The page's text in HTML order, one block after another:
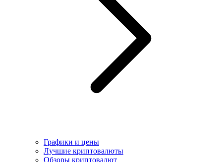
Графики и цены
Лучшие криптовалюты
Обзоры криптовалют